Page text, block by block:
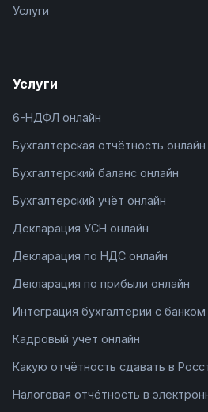
Услуги
Услуги
6-НДФЛ онлайн
Бухгалтерская отчётность онлайн
Бухгалтерский баланс онлайн
Бухгалтерский учёт онлайн
Декларация УСН онлайн
Декларация по НДС онлайн
Декларация по прибыли онлайн
Интеграция бухгалтерии с банком
Кадровый учёт онлайн
Какую отчётность сдавать в
Налоговая отчётность в